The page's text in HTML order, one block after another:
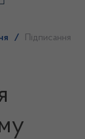
/
Підписання